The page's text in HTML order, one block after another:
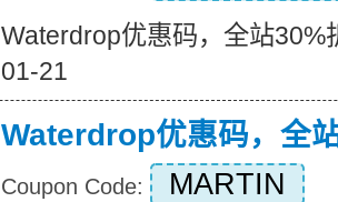
Waterdrop优惠码，全站30%
01-21
Waterdrop优惠码，全
Coupon Code: MARTIN